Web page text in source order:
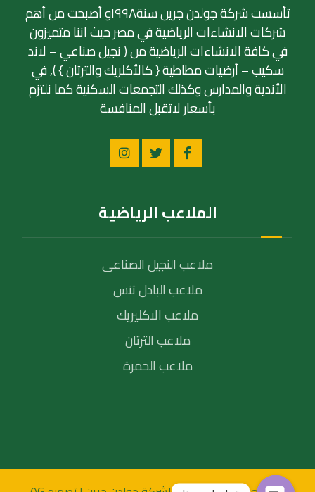
تأسست شركة جولدن جرين سنة١٩٩٨و أصبحت من أهم
شركات الانشاءات الرياضية في مصر حيث اننا متميزون
في كافة الانشاءات الرياضية من ( نجيل صناعي – لاند
سكيب – أرضيات مطاطية { كالأكلريك والترتان } ), في
الأندية والمدارس وكذلك التجمعات السكنية كما نلتزم
بأسعار لاتقبل المنافسة
الملاعب الرياضية
ملاعب النجيل الصناعى
ملاعب البادل تنس
ملاعب الاكليريك
ملاعب الترتان
ملاعب الحمرة